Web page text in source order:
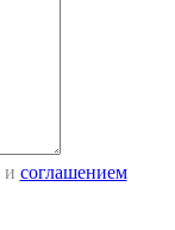
и соглашением